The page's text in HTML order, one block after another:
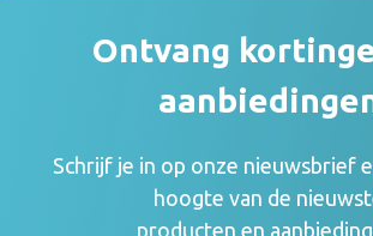
Ontvang
Schrijf je in op onze nieuwsbrief
hoogte van de
producten en